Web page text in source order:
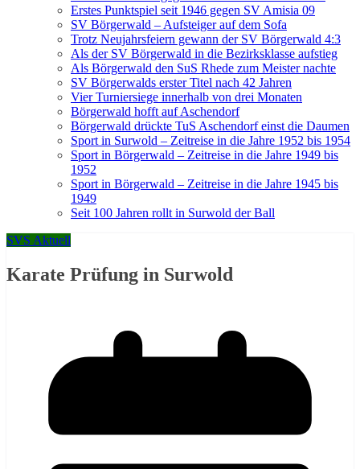
Erstes Punktspiel seit 1946 gegen SV Amisia 09
SV Börgerwald – Aufsteiger auf dem Sofa
Trotz Neujahrsfeiern gewann der SV Börgerwald 4:3
Als der SV Börgerwald in die Bezirksklasse aufstieg
Als Börgerwald den SuS Rhede zum Meister nachte
SV Börgerwalds erster Titel nach 42 Jahren
Vier Turniersiege innerhalb von drei Monaten
Börgerwald hofft auf Aschendorf
Börgerwald drückte TuS Aschendorf einst die Daumen
Sport in Surwold – Zeitreise in die Jahre 1952 bis 1954
Sport in Börgerwald – Zeitreise in die Jahre 1949 bis
1952
Sport in Börgerwald – Zeitreise in die Jahre 1945 bis
1949
Seit 100 Jahren rollt in Surwold der Ball
SVS Aktuell
Karate Prüfung in Surwold